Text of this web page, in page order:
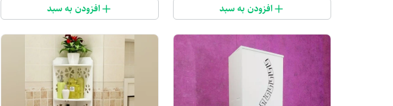
افزودن به سبد افزودن به سبد